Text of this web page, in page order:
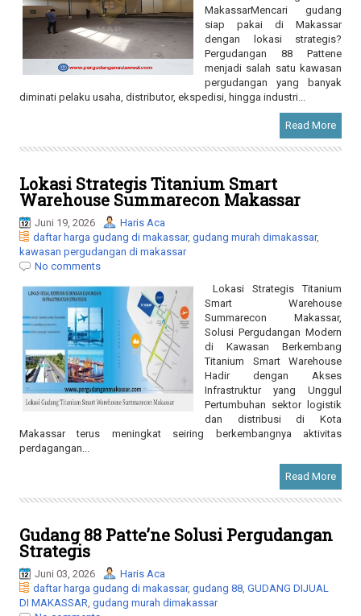
Pergudangan 88 Pattene
menjadi salah satu kawasan
pergudangan yang banyak
diminati pelaku usaha, distributor, ekspedisi, hingga industri...
Read More
Warehouse Summarecon Makassar
Juni 19, 2026
Haris Aca
daftar harga gudang di makassar,gudang murah dimakassar
kawasan pergudangan di makassar
No comments
Lokasi Strategis Titanium
Solusi Pergudangan Modern
di Kawasan Berkembang
Titanium Smart Warehouse
Hadir dengan Akses
Infrastruktur yang Unggul
Pertumbuhan sektor logistik
dan distribusi di Kota
Makassar terus meningkat seiring berkembangnya aktivitas
perdagangan...
Read More
Gudang 88 Patte’ne Solusi Pergudangan
Strategis
Juni 03, 2026
Haris Aca
daftar harga gudang di makassar,gudang 88,GUDANG DIJUAL
DI MAKASSAR,
No comments
Gudang 88 Patte’ne Solusi
Pergudangan Strategis untuk